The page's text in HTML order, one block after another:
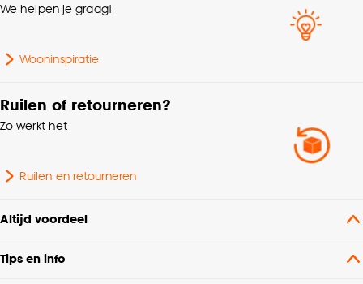
We helpen je graag!
Wooninspiratie
Ruilen of retourneren?
Zo werkt het
Ruilen en retourneren
Altijd voordeel
Tips en info